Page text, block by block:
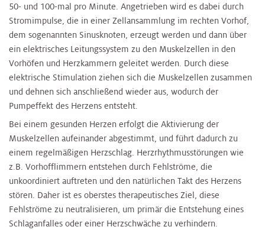
50- und 100-mal pro Minute. Angetrieben wird es dabei durch
Stromimpulse, die in einer Zellansammlung im rechten Vorhof,
dem sogenannten Sinusknoten, erzeugt werden und dann über
ein elektrisches Leitungssystem zu den Muskelzellen in den
Vorhöfen und Herzkammern geleitet werden. Durch diese
elektrische Stimulation ziehen sich die Muskelzellen zusammen
und dehnen sich anschließend wieder aus, wodurch der
Pumpeffekt des Herzens entsteht.
Bei einem gesunden Herzen erfolgt die Aktivierung der
Muskelzellen aufeinander abgestimmt, und führt dadurch zu
einem regelmäßigen Herzschlag. Herzrhythmusstörungen wie
z.B. Vorhofflimmern entstehen durch Fehlströme, die
unkoordiniert auftreten und den natürlichen Takt des Herzens
stören. Daher ist es oberstes therapeutisches Ziel, diese
Fehlströme zu neutralisieren, um primär die Entstehung eines
Schlaganfalles oder einer Herzschwäche zu verhindern.